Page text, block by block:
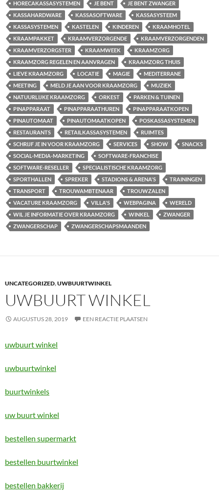
HORECAKASSASYSTEMEN
JE BENT
JE BENT ZWANGER
KASSAHARDWARE
KASSASOFTWARE
KASSASYSTEEM
KASSASYSTEMEN
KASTELEN KINDEREN
KRAAMHOTEL
KRAAMPAKKET
KRAAMVERZORGENDE
KRAAMVERZORGENDEN
KRAAMVERZORGSTER
KRAAMWEEK
KRAAMZORG
KRAAMZORG REGELEN EN AANVRAGEN
KRAAMZORG THUIS
LIEVE KRAAMZORG
LOCATIE MAGIE
MEDITERRANE
MEETING
MELD JE AAN VOOR KRAAMZORG
MUZIEK
NATUURLIJKE KRAAMZORG
ORKEST
PARKEN & TUINEN
PINAPPARAAT
PINAPPARAATHUREN
PINAPPARAATKOPEN
PINAUTOMAAT
PINAUTOMAATKOPEN
POSKASSASYSTEMEN
RESTAURANTS
RETAILKASSASYSTEMEN
RUIMTES
SCHRIJF JE IN VOOR KRAAMZORG
SERVICES SHOW
SNACKS
SOCIAL-MEDIA-MARKETING
SOFTWARE-FRANCHISE
SOFTWARE-RESELLER
SPECIALISTISCHE KRAAMZORG
SPORTHALLEN
SPREKER STADIONS & ARENA'S
TRAININGEN
TRANSPORT
TROUWAMBTENAAR
TROUWZALEN
VACATURE KRAAMZORG
VILLA'S WEBPAGINA
WERELD
WIL JE INFORMATIE OVER KRAAMZORG
WINKEL
ZWANGER
ZWANGERSCHAP
ZWANGERSCHAPSMAANDEN
UNCATEGORIZED,UWBUURTWINKEL
UWBUURT WINKEL
AUGUSTUS 28, 2019 EEN REACTIE PLAATSEN
uwbuurt winkel
uwbuurtwinkel
buurtwinkels
uw buurt winkel
bestellen supermarkt
bestellen buurtwinkel
bestellen bakkerij